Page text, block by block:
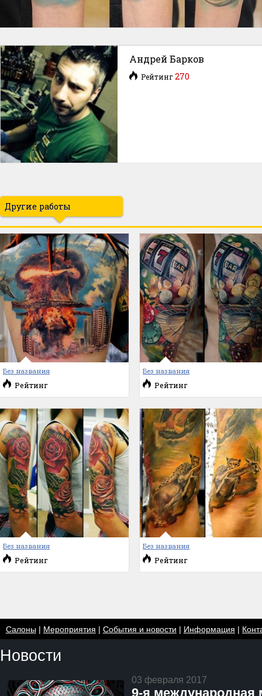
Андрей Барков
Рейтинг270
Другие работы
Без названия
Рейтинг
Без названия
Рейтинг
Без названия
Рейтинг
Без названия
Рейтинг
Салоны| Мероприятия | События и новости | Информация |
Новости
03 февраля 2017
9-я международная